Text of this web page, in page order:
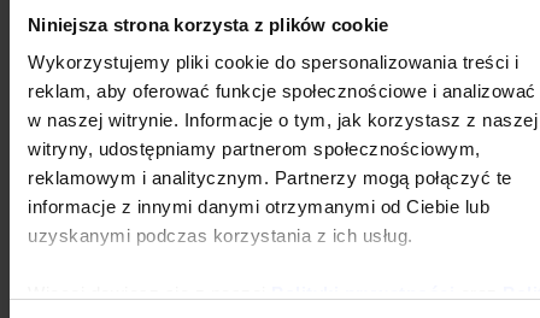
Niniejsza strona korzysta z plików cookie
Wykorzystujemy pliki cookie do spersonalizowania treści i
reklam, aby oferować funkcje społecznościowe i
w naszej witrynie. Informacje o tym, jak korzystasz z naszej
witryny, udostępniamy partnerom społecznościowym,
reklamowym i analitycznym. Partnerzy mogą połączyć te
informacje z innymi danymi otrzymanymi od Ciebie lub
uzyskanymi podczas korzystania z ich usług.
4. Automatyzacja wiadomości
prywatnych
Automatyczne wiadomości prywatne wysyłane są
najczęściej do nowych obserwujących. Są to
krótkie treści w stylu: „Dziękujemy za polubienie.
Zajrzyj też na nasz profil na Fecebooku”. Zdobycie
nowego obserwującego to idealny moment na
niespersonalizowanych wiadomości jest